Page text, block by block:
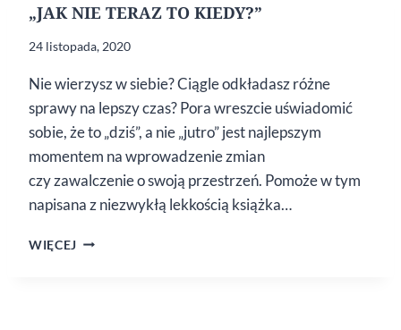
„JAK NIE TERAZ TO KIEDY?”
24 listopada, 2020
Nie wierzysz w siebie? Ciągle odkładasz różne
sprawy na lepszy czas? Pora wreszcie uświadomić
sobie, że to „dziś”, a nie „jutro” jest najlepszym
momentem na wprowadzenie zmian
czy zawalczenie o swoją przestrzeń. Pomoże w tym
napisana z niezwykłą lekkością książka…
WIĘCEJ „JAK